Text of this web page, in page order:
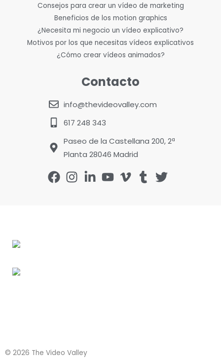
Consejos para crear un vídeo de marketing
Beneficios de los motion graphics
¿Necesita mi negocio un vídeo explicativo?
Motivos por los que necesitas vídeos explicativos
¿Cómo crear vídeos animados?
Contacto
info@thevideovalley.com
617 248 343
Paseo de la Castellana 200, 2ª
Planta 28046 Madrid
© 2026 The Video Valley